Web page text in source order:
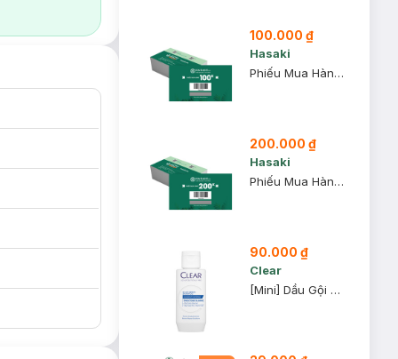
100.000 ₫
Hasaki
Phiếu Mua Hàng 100k
200.000 ₫
Hasaki
Phiếu Mua Hàng 200k
90.000 ₫
Clear
[Mini] Dầu Gội Clear 80g (Mẫu Ngẫu Nhiên)